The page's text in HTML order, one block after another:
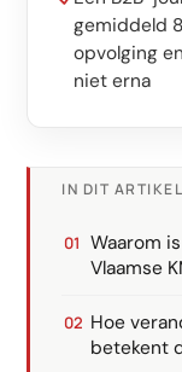
gemiddeld
opvolging
niet erna
IN DIT ARTIKEL
Waarom
Vlaamse
Hoe
betekent